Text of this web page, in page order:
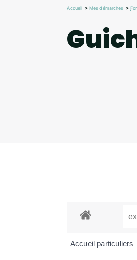
Accueil > Mes démarches >
Accueil particuliers